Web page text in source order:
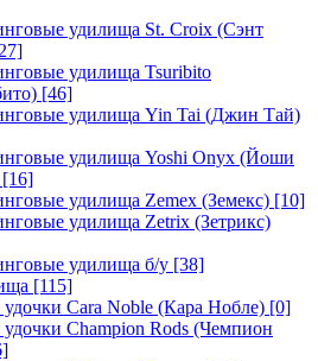
удилища St. Croix (Сэнт
удилища Tsuribito
[46]
удилища Yin Tai (Джин Тай)
удилища Yoshi Onyx (Йоши
[16]
удилища Zemex (Земекс) [10]
удилища Zetrix (Зетрикс)
удилища б/у [38]
[115]
Cara Noble (Кара Нобле) [0]
Champion Rods (Чемпион